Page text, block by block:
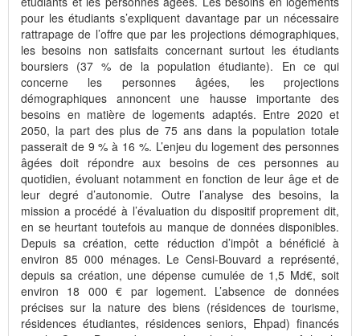
pour les étudiants s’expliquent davantage par un nécessaire
rattrapage de l’offre que par les projections démographiques,
les besoins non satisfaits concernant surtout les étudiants
boursiers (37 % de la population étudiante). En ce qui
concerne les personnes âgées, les projections
démographiques annoncent une hausse importante des
besoins en matière de logements adaptés. Entre 2020 et
2050, la part des plus de 75 ans dans la population totale
passerait de 9 % à 16 %. L’enjeu du logement des personnes
âgées doit répondre aux besoins de ces personnes au
quotidien, évoluant notamment en fonction de leur âge et de
leur degré d’autonomie. Outre l’analyse des besoins, la
mission a procédé à l’évaluation du dispositif proprement dit,
en se heurtant toutefois au manque de données disponibles.
Depuis sa création, cette réduction d’impôt a bénéficié à
environ 85 000 ménages. Le Censi-Bouvard a représenté,
depuis sa création, une dépense cumulée de 1,5 Md€, soit
environ 18 000 € par logement. L’absence de données
précises sur la nature des biens (résidences de tourisme,
résidences étudiantes, résidences seniors, Ehpad) financés